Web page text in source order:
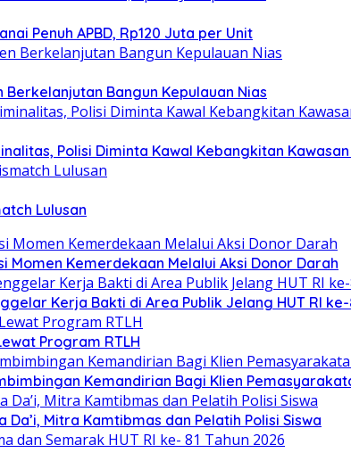
Penuh APBD, Rp120 Juta per Unit
Bangun Kepulauan Nias
Polisi Diminta Kawal Kebangkitan
Lulusan
Momen Kemerdekaan Melalui Aksi Donor Darah
Kerja Bakti di Area Publik Jelang HUT RI ke-
Program RTLH
Kemandirian Bagi Klien
Mitra Kamtibmas dan Pelatih Polisi Siswa